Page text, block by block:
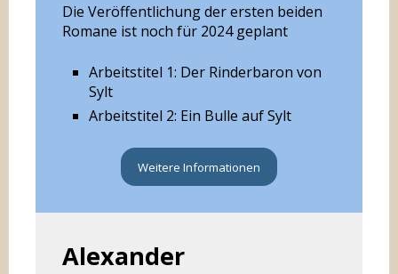
Die Veröffentlichung der ersten beiden
Romane ist noch für 2024 geplant
Arbeitstitel 1: Der Rinderbaron von
Sylt
Arbeitstitel 2: Ein Bulle auf Sylt
Weitere Informationen
Alexander